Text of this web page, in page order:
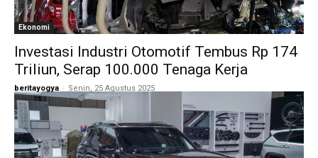
Ekonomi
Investasi Industri Otomotif Tembus Rp 174
Triliun, Serap 100.000 Tenaga Kerja
beritayogya - Senin, 25 Agustus 2025